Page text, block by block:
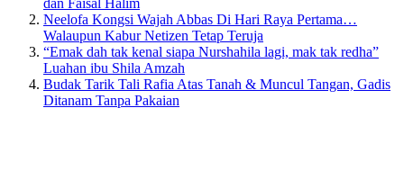
dan Faisal Halim
Neelofa Kongsi Wajah Abbas Di Hari Raya Pertama…
Walaupun Kabur Netizen Tetap Teruja
“Emak dah tak kenal siapa Nurshahila lagi, mak tak redha”
Luahan ibu Shila Amzah
Budak Tarik Tali Rafia Atas Tanah & Muncul Tangan, Gadis
Ditanam Tanpa Pakaian